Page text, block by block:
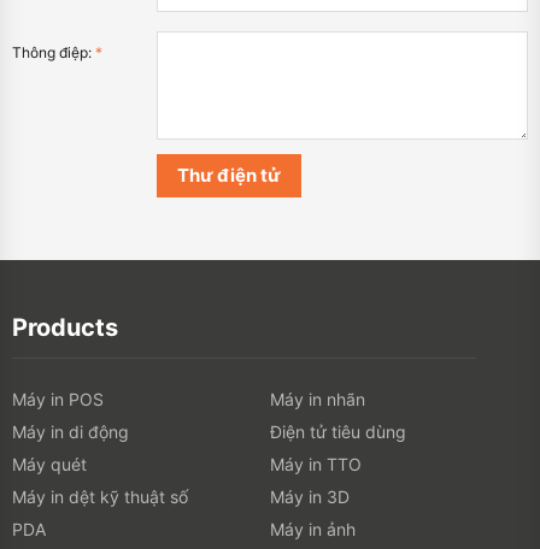
Thông điệp: *
Products
Máy in POS
Máy in nhãn
Máy in di động
Điện tử tiêu dùng
Máy quét
Máy in TTO
Máy in dệt kỹ thuật số
Máy in 3D
PDA
Máy in ảnh